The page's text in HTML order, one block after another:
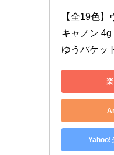
【全19色
キャノン
ゆうパケッ
Yahoo!